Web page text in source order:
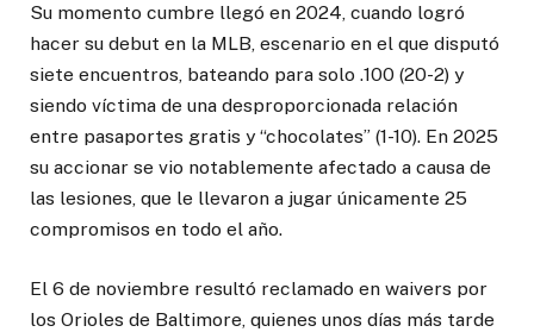
Su momento cumbre llegó en 2024, cuando logró
hacer su debut en la MLB, escenario en el que disputó
siete encuentros, bateando para solo .100 (20-2) y
siendo víctima de una desproporcionada relación
entre pasaportes gratis y “chocolates” (1-10). En 2025
su accionar se vio notablemente afectado a causa de
las lesiones, que le llevaron a jugar únicamente 25
compromisos en todo el año.
El 6 de noviembre resultó reclamado en waivers por
los Orioles de Baltimore, quienes unos días más tarde